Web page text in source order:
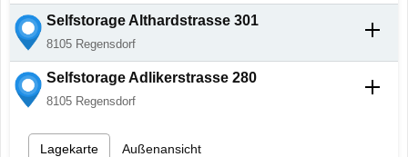
Selfstorage Althardstrasse 301
8105 Regensdorf
SelfstorageAdlikerstrasse 280
8105 Regensdorf
Lagekarte Außenansicht